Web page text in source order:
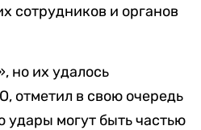
сотрудников и органов
но их удалось
отметил в свою очередь
удары могут быть частью